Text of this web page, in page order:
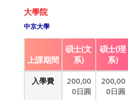
大學院
中京大學
上課期間
碩士(文
系)
碩士(理
系)
入學費
200,00
0日圓
200,00
0日圓